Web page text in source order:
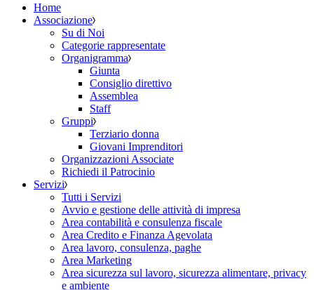
Home
Associazione
Su di Noi
Categorie rappresentate
Organigramma
Giunta
Consiglio direttivo
Assemblea
Staff
Gruppi
Terziario donna
Giovani Imprenditori
Organizzazioni Associate
Richiedi il Patrocinio
Servizi
Tutti i Servizi
Avvio e gestione delle attività di impresa
Area contabilità e consulenza fiscale
Area Credito e Finanza Agevolata
Area lavoro, consulenza, paghe
Area Marketing
Area sicurezza sul lavoro, sicurezza alimentare, privacy
e ambiente